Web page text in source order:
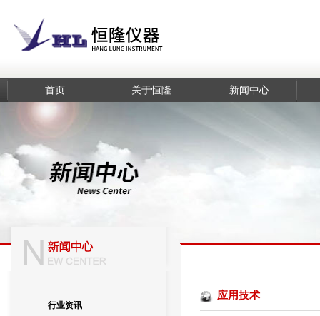
首页 关于恒隆 新闻中心
应用技术
行业资讯